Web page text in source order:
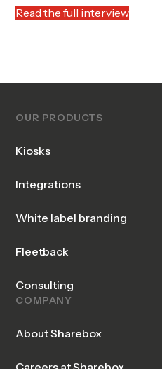
Read the full interview
OUR PRODUCTS
Kiosks
Integrations
White label branding
Fleetback
Consulting
COMPANY
About Sharebox